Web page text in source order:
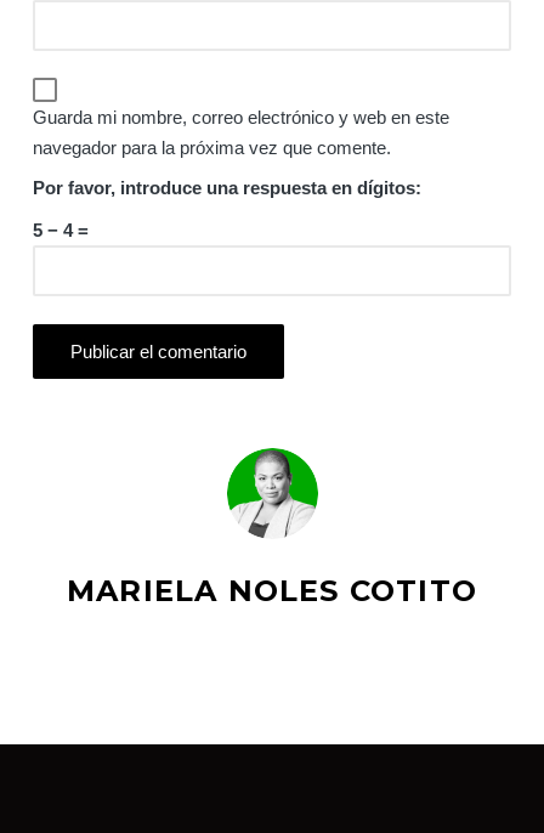
Guarda mi nombre, correo electrónico y web en este
navegador para la próxima vez que comente.
Por favor, introduce una respuesta en dígitos:
5 − 4 =
MARIELA NOLES COTITO